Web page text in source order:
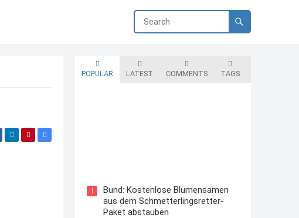
POPULAR LATEST COMMENTS TAGS
1
Bund: Kostenlose Blumensamen
aus dem Schmetterlingsretter-
Paket abstauben